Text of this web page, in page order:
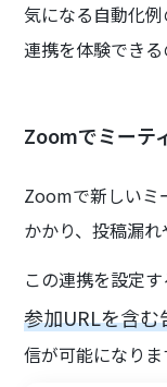
気になる自動化
連携を体験でき
Zoomでミーテ
Zoomで新しいミ
かかり、投稿漏
この連携を設定
参加URLを含
信が可能になりま